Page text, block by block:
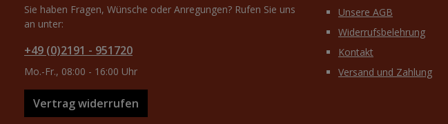
Sie haben Fragen, Wünsche oder Anregungen? Rufen Sie uns
an unter:
+49 (0)2191 - 951720
Mo.-Fr., 08:00 - 16:00 Uhr
Vertrag widerrufen
Unsere AGB
Widerrufsbelehrung
Kontakt
Versand und Zahlung